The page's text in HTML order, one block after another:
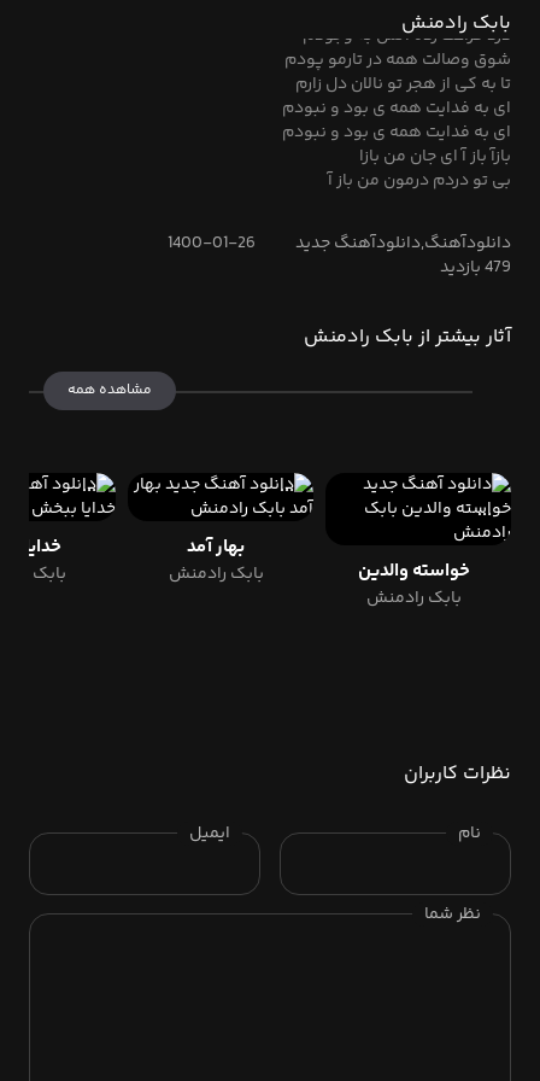
بابک رادمنش
ترانه آهنگ بازآ از بابک رادمنش
درد فراغت زده آتش به وجودم
شوق وصالت همه در تارمو پودم
تا به کی از هجر تو نالان دل زارم
ای به فدایت همه ی بود و نبودم
ای به فدایت همه ی بود و نبودم
بازآ باز آ ای جان من بازا
بی تو دردم درمون من باز آ
دانلودآهنگ,دانلودآهنگ جدید
1400-01-26
479 بازدید
آثار بیشتر از بابک رادمنش
مشاهده همه
خواسته والدین
بابک رادمنش
بهار آمد
بابک رادمنش
خدایا
بابک
نظرات کاربران
نام ایمیل
نظر شما